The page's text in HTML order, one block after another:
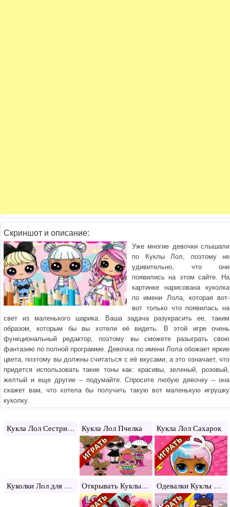
Скриншот и описание:
Уже многие девочки слышали
по Куклы Лол, поэтому не
удивительно, что они
появились на этом сайте. На
картинке нарисована куколка
по имени Лола, которая вот-
вот только что появилась на
свет из маленького шарика. Ваша задача разукрасить ее, таким
образом, которым бы вы хотели её видеть. В этой игре очень
функциональный редактор, поэтому вы сможете разыграть свою
фантазию по полной программе. Девочка по имени Лола обожает яркие
цвета, поэтому вы должны считаться с её вкусами, а это означает, что
придется использовать такие тоны как: красивы, зеленый, розовый,
желтый и еще другие – подумайте. Спросите любую девочку – она
скажет вам, что хотела бы получить такую вот маленькую игрушку
куколку.
Кукла Лол Сестрички Кукла Лол Пчелка Кукла Лол Сахарок
Куколки Лол для девочек Открывать Куклы Лол Одевалки Куклы Лол